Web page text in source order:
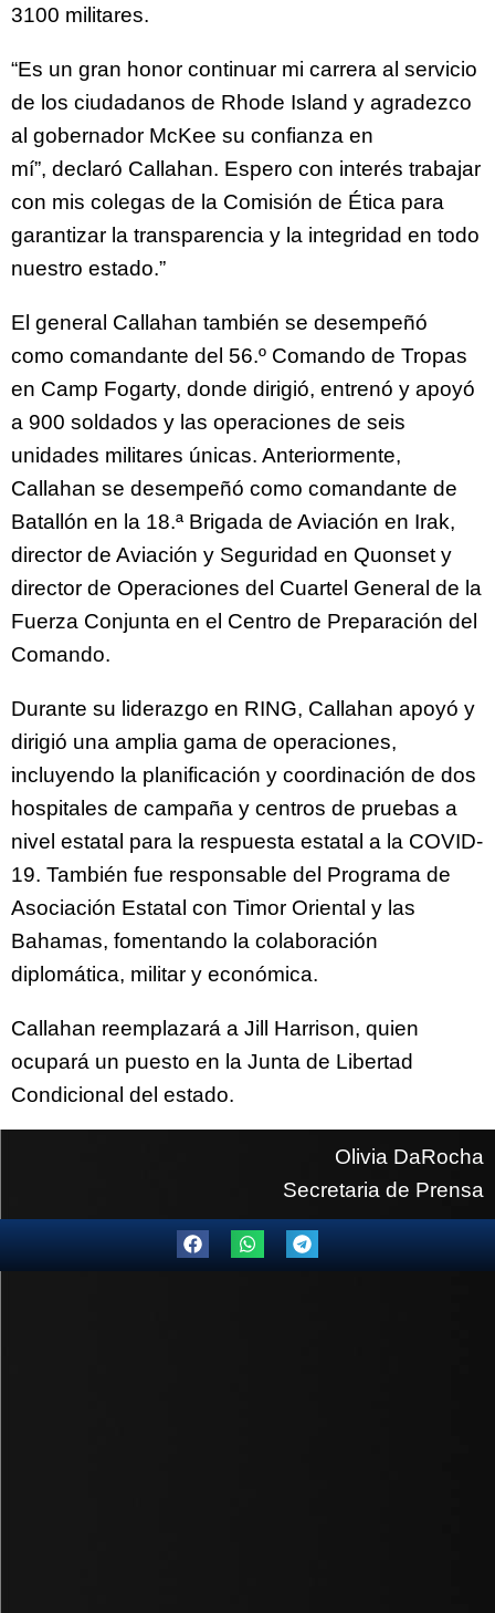
3100 militares.
“Es un gran honor continuar mi carrera al servicio
de los ciudadanos de Rhode Island y agradezco
al gobernador McKee su confianza en
mí”, declaró Callahan. Espero con interés trabajar
con mis colegas de la Comisión de Ética para
garantizar la transparencia y la integridad en todo
nuestro estado.”
El general Callahan también se desempeñó
como comandante del 56.º Comando de Tropas
en Camp Fogarty, donde dirigió, entrenó y apoyó
a 900 soldados y las operaciones de seis
unidades militares únicas. Anteriormente,
Callahan se desempeñó como comandante de
Batallón en la 18.ª Brigada de Aviación en Irak,
director de Aviación y Seguridad en Quonset y
director de Operaciones del Cuartel General de la
Fuerza Conjunta en el Centro de Preparación del
Comando.
Durante su liderazgo en RING, Callahan apoyó y
dirigió una amplia gama de operaciones,
incluyendo la planificación y coordinación de dos
hospitales de campaña y centros de pruebas a
nivel estatal para la respuesta estatal a la COVID-
19. También fue responsable del Programa de
Asociación Estatal con Timor Oriental y las
Bahamas, fomentando la colaboración
diplomática, militar y económica.
Callahan reemplazará a Jill Harrison, quien
ocupará un puesto en la Junta de Libertad
Condicional del estado.
Olivia DaRocha
Secretaria de Prensa